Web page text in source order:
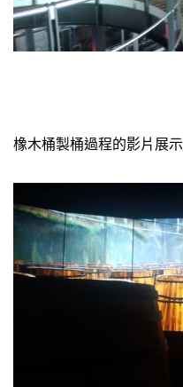
橡木桶製桶過程的影片展示